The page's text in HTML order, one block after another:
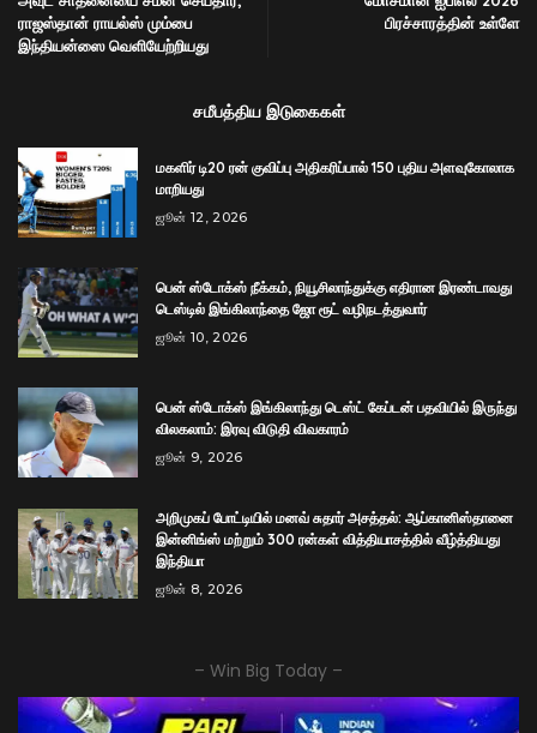
ராஜஸ்தான் ராயல்ஸ் மும்பை
இந்தியன்ஸை வெளியேற்றியது
பிரச்சாரத்தின் உள்ளே
சமீபத்திய இடுகைகள்
மகளிர் டி20 ரன் குவிப்பு அதிகரிப்பால் 150 புதிய அளவுகோலாக
மாறியது
ஜூன் 12, 2026
பென் ஸ்டோக்ஸ் நீக்கம், நியூசிலாந்துக்கு எதிரான இரண்டாவது
டெஸ்டில் இங்கிலாந்தை ஜோ ரூட் வழிநடத்துவார்
ஜூன் 10, 2026
பென் ஸ்டோக்ஸ் இங்கிலாந்து டெஸ்ட் கேப்டன் பதவியில் இருந்து
விலகலாம்: இரவு விடுதி விவகாரம்
ஜூன் 9, 2026
அறிமுகப் போட்டியில் மனவ் சுதார் அசத்தல்: ஆப்கானிஸ்தானை
இன்னிங்ஸ் மற்றும் 300 ரன்கள் வித்தியாசத்தில் வீழ்த்தியது
இந்தியா
ஜூன் 8, 2026
– Win Big Today –